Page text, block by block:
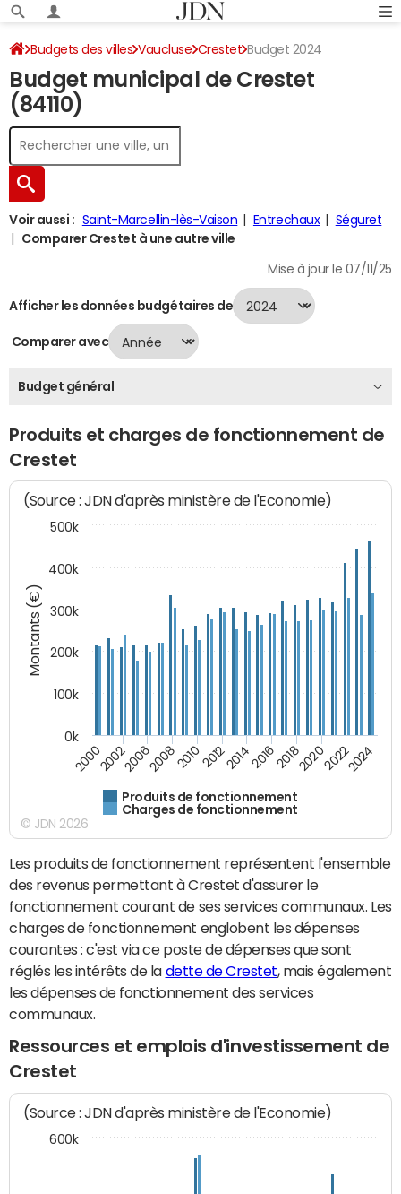
Budgets des villes Vaucluse Crestet Budget 2024
Budget municipal de Crestet
(84110)
Voir aussi : Saint-Marcellin-lès-Vaison Entrechaux
Séguret
Comparer Crestet à une autre ville
Mise à jour le 07/11/25
Afficher les données budgétaires de
Comparer avec
Budget général
Produits et charges de fonctionnement de
Crestet
Montants (€)
(Source : JDN d'après ministère de l'Economie)
Produits de fonctionnement
Charges de fonctionnement
200020022006200820102012201420162018202020222024
0k
100k
200k
300k
400k
500k
© JDN 2026
Les produits de fonctionnement représentent l'ensemble
des revenus permettant à Crestet d'assurer le
fonctionnement courant de ses services communaux. Les
charges de fonctionnement englobent les dépenses
courantes : c'est via ce poste de dépenses que sont
réglés les intérêts de la dette de Crestet, mais également
les dépenses de fonctionnement des services
communaux.
Ressources et emplois d'investissement de
Crestet
(Source : JDN d'après ministère de l'Economie)
600k